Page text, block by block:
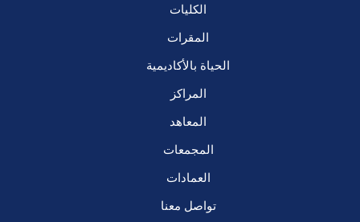
الكليات
المقرات
الحياة بالأكاديمية
المراكز
المعاهد
المجمعات
العمادات
تواصل معنا